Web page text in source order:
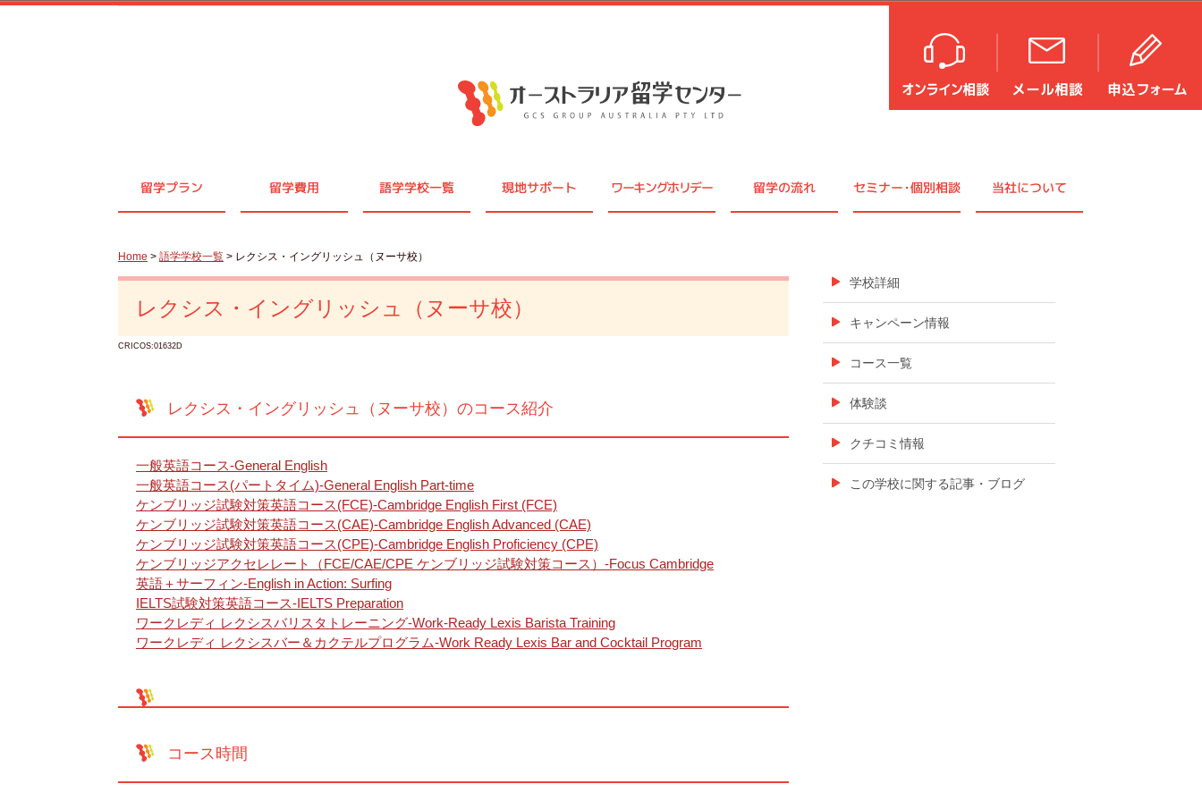
留学プラン 留学費用 語学学校一覧 現地サポート ワーキングホリデー 留学の流れ セミナー・個別相談 当社について
Home > 語学学校一覧 > レクシス・イングリッシュ（ヌーサ校）
レクシス・イングリッシュ（ヌーサ校）
CRICOS:01632D
レクシス・イングリッシュ（ヌーサ校）のコース紹介
一般英語コース-General English
一般英語コース(パートタイム)-General English Part-time
ケンブリッジ試験対策英語コース(FCE)-Cambridge English First (FCE)
ケンブリッジ試験対策英語コース(CAE)-Cambridge English Advanced (CAE)
ケンブリッジ試験対策英語コース(CPE)-Cambridge English Proficiency (CPE)
ケンブリッジアクセレレート（FCE/CAE/CPE ケンブリッジ試験対策コース）-Focus Cambridge
英語＋サーフィン-English in Action: Surfing
IELTS試験対策英語コース-IELTS Preparation
ワークレディ レクシスバリスタトレーニング-Work-Ready Lexis Barista Training
ワークレディ レクシスバー＆カクテルプログラム-Work Ready Lexis Bar and Cocktail Program
コース時間
学校詳細
キャンペーン情報
コース一覧
体験談
クチコミ情報
この学校に関する記事・ブログ